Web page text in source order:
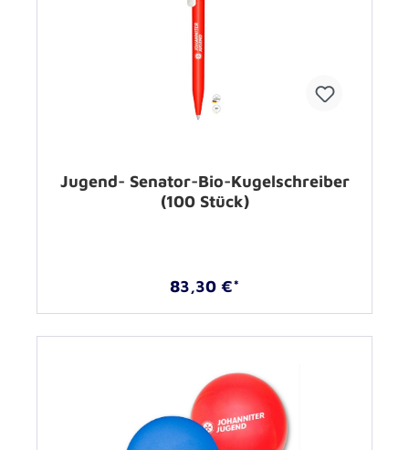
Jugend- Senator-Bio-Kugelschreiber
(100 Stück)
83,30 €*